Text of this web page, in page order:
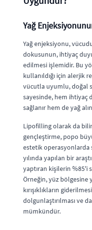
Yağ
Yağ enjeksiyonu,
dokusunun, ihtiyaç
edilmesi işlemidir. Bu
kullanıldığı için alerjik
vücutla uyumlu, doğal
sayesinde, hem
sağlanır hem de yağ
Lipofilling olarak da
gençleştirme, popo
estetik operasyonlarda
yılında yapılan bir
yaptıran kişilerin %85'i
Örneğin, yüz bölgesine
kırışıklıkların
dolgunlaştırılması ve
mümkündür.